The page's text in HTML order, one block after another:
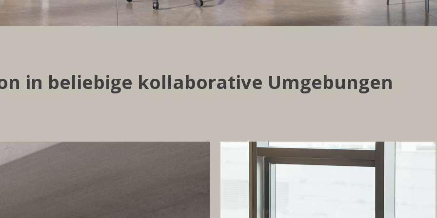
in beliebige kollaborative Umgebungen